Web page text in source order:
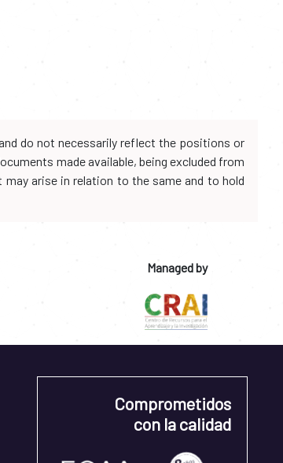
do not necessarily reflect the positions or
made available, being excluded from
arise in relation to the same and to hold
Managed by
Comprometidos
con la calidad